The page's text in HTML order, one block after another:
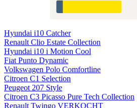
Hyundai i10 Catcher
Renault Clio Estate Collection
Hyundai i10 i Motion Cool
Fiat Punto Dynamic
Volkswagen Polo Comfortline
Citroen C1 Selection
Peugeot 207 Style
Citroen C3 Picasso Pure Tech Collection
Renault Twingo VERKOCHT